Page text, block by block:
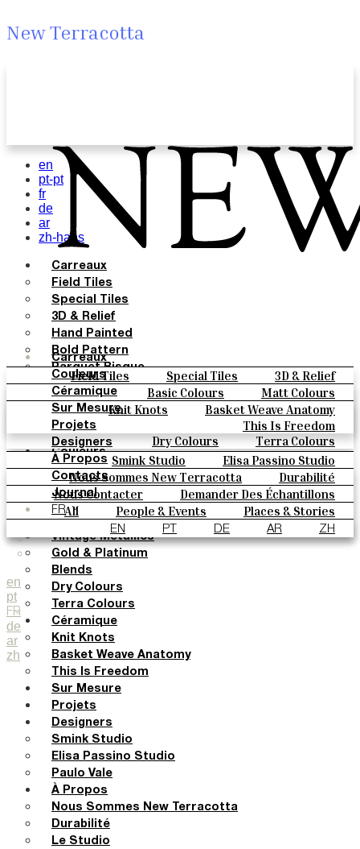
New Terracotta
Carreaux
Field Tiles Special Tiles
3D & Relief
Hand Painted
Bold Pattern
Parquet Bisque
Natural Cotto
Elisa Passino
Smink
Paulo Vale
Couleurs
Basic Colours
Matt Colours
Oxide Explosions
Special Firing
Vintage Metallics
Gold & Platinum
Blends
Dry Colours
Terra Colours
Céramique
Knit Knots
Basket Weave Anatomy
This Is Freedom
Sur Mesure
Projets
Designers
Smink Studio
Elisa Passino Studio
Paulo Vale
À Propos
Nous Sommes New Terracotta
Durabilité
Le Studio
Contacts
Nous Contacter
Demander Des Échantillons
Comment Acheter
Catalogues Et Spécifications Techniques
FAQ
Journal
All People & Events
Places & Stories
Materials & Sustainability
Inspiration & Culture
FR
EN PT DE AR ZH
en
pt
FR
de
ar
zh
en
pt-pt
fr
de
ar
zh-hans
Carreaux
Field Tiles
Special Tiles
3D & Relief
Hand Painted
Bold Pattern
Parquet Bisque
Natural Cotto
Elisa Passino
Smink
Paulo Vale
Couleurs
Basic Colours
Matt Colours
Oxide Explosions
Special Firing
Vintage Metallics
Gold & Platinum
Blends
Dry Colours
Terra Colours
Céramique
Knit Knots
Basket Weave Anatomy
This Is Freedom
Sur Mesure
Projets
Designers
Smink Studio
Elisa Passino Studio
Paulo Vale
À Propos
Nous Sommes New Terracotta
Durabilité
Le Studio